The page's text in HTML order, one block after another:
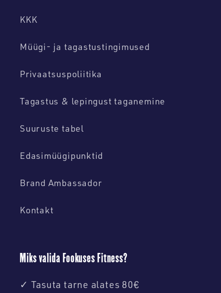
KKK
Müügi- ja tagastustingimused
Privaatsuspoliitika
Tagastus & lepingust taganemine
Suuruste tabel
Edasimüügipunktid
Brand Ambassador
Kontakt
Miks valida Fookuses Fitness?
✓ Tasuta tarne alates 80€